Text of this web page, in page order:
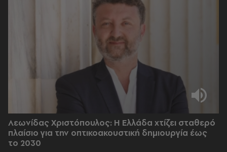
Λεωνίδας Χριστόπουλος: Η Ελλάδα χτίζει σταθερό
πλαίσιο για την οπτικοακουστική δημιουργία έως
το 2030